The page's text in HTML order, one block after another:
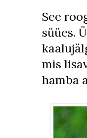
See
süües.
mis
hamba